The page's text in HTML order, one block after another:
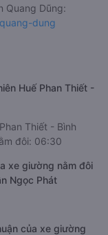
Quang Dũng:
dung
Huế Phan Thiết -
Thiết - Bình
đôi: 06:30
xe giường nằm đôi
Ngọc Phát
của xe giường